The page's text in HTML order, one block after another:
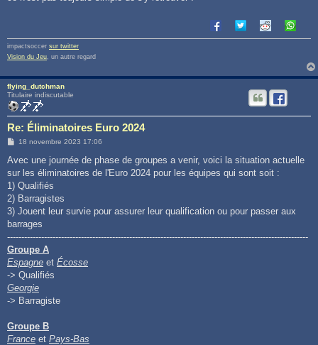
impactsoccer sur twitter
Vision du Jeu, un autre regard
flying_dutchman
Titulaire indiscutable
Re: Éliminatoires Euro 2024
M
s
a
g
18 novembre 2023 17:06
Avec une journée de phase de groupes a venir, voici la situation actuelle
sur les éliminatoires de l'Euro 2024 pour les équipes qui sont soit :
1) Qualifiés
2) Barragistes
3) Jouent leur survie pour assurer leur qualification ou pour passer aux
barrages
----------------------------------------------------------------------------------------------------------
Groupe A
Espagne et Écosse
-> Qualifiés
Georgie
-> Barragiste
Groupe B
France et Pays-Bas